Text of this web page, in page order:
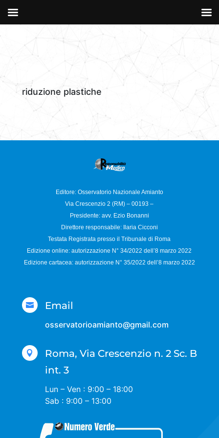
riduzione plastiche
Editore: Osservatorio Nazionale Amianto
Via Crescenzio 2 (RM) – 00193 –
Presidente: avv. Ezio Bonanni
Direttore responsabile:
Ilaria Cicconi
Testata Registrata presso il Tribunale di Roma
Edizione online: autorizzazione N°34/2022 dell’8 marzo 2022
Edizione cartacea: autorizzazione N° 35/2022 dell’8 marzo 2022
 Email
osservatorioamianto@gmail.com

Roma, Via Crescenzio n. 2 Sc. B
int. 3
Lun – Ven : 9:00 – 18:00
Sab : 9:00 – 13:00